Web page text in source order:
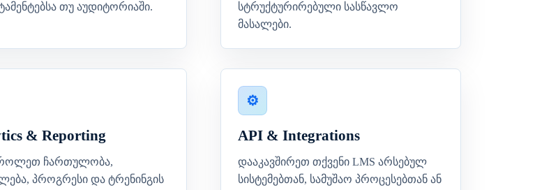
თუ აუდიტორიაში.
სტრუქტურირებული სასწავლო
მასალები.
& Reporting
ჩართულობა,
პროგრესი და ტრენინგის
API & Integrations
დააკავშირეთ თქვენი LMS არსებულ
სისტემებთან, სამუშაო პროცესებთან ან